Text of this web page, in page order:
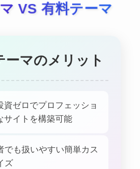
VS 有料テーマ
ーマのメリット
資ゼロでプロフェッショ
サイトを構築可能
でも扱いやすい簡単カス
ズ